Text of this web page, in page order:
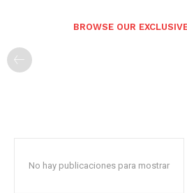
BROWSE OUR
No hay publicaciones para mostrar